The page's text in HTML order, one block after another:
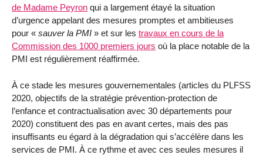
de Madame Peyron qui a largement étayé la situation
d’urgence appelant des mesures promptes et ambitieuses
pour « sauver la PMI » et sur les travaux en cours de la
Commission des 1000 premiers jours où la place notable de la
PMI est régulièrement réaffirmée.
À ce stade les mesures gouvernementales (articles du PLFSS
2020, objectifs de la stratégie prévention-protection de
l’enfance et contractualisation avec 30 départements pour
2020) constituent des pas en avant certes, mais des pas
insuffisants eu égard à la dégradation qui s’accélère dans les
services de PMI. À ce rythme et avec ces seules mesures il